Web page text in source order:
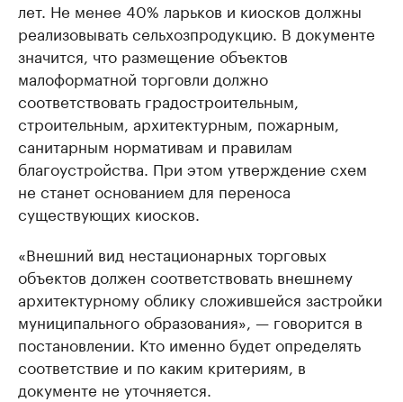
лет. Не менее 40% ларьков и киосков должны
реализовывать сельхозпродукцию. В документе
значится, что размещение объектов
малоформатной торговли должно
соответствовать градостроительным,
строительным, архитектурным, пожарным,
санитарным нормативам и правилам
благоустройства. При этом утверждение схем
не станет основанием для переноса
существующих киосков.
«Внешний вид нестационарных торговых
объектов должен соответствовать внешнему
архитектурному облику сложившейся застройки
муниципального образования», — говорится в
постановлении. Кто именно будет определять
соответствие и по каким критериям, в
документе не уточняется.